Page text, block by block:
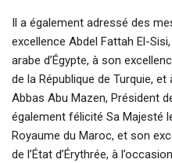
Il a également adressé des
excellence Abdel Fattah El-
arabe d’Égypte, à son
de la République de Turquie,
Abbas Abu Mazen, Président
également félicité Sa Majesté
Royaume du Maroc, et son
de l’État d’Érythrée, à